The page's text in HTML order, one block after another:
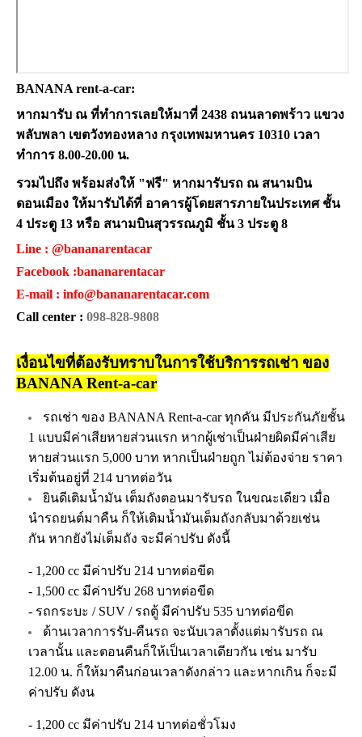
BANANA rent-a-car:
หากมารับ ณ ที่ทำการเลยให้มาที่ 2438 ถนนลาดพร้าว แขวง
พลับพลา เขตวังทองหลาง กรุงเทพมหานคร 10310 เวลา
ทำการ 8.00-20.00 น.
รวมไปถึง พร้อมส่งให้ "ฟรี" หากมารับรถ ณ สนามบิน
ดอนเมือง ให้มารับได้ที่ อาคารผู้โดยสารภายในประเทศ ชั้น
4 ประตู 13 หรือ สนามบินสุวรรณภูมิ ชั้น 3 ประตู 8
Line : @bananarentacar
Facebook :bananarentacar
E-mail : info@bananarentacar.com
Call center : 098-828-9808
เงื่อนไขที่ต้องรับทราบในการใช้บริการรถเช่า ของ
BANANA Rent-a-car
รถเช่า ของ BANANA Rent-a-car ทุกคัน มีประกันภัยชั้น
1 แบบมีค่าเสียหายส่วนแรก หากผู้เช่าเป็นฝ่ายผิดมีค่าเสีย
หายส่วนแรก 5,000 บาท หากเป็นฝ่ายถูก ไม่ต้องจ่าย ราคา
เริ่มต้นอยู่ที่ 214 บาทต่อวัน
ยินดีเติมน้ำมัน เต็มถังตอนมารับรถ ในขณะเดียว เมื่อ
นำรถยนต์มาคืน ก็ให้เติมน้ำมันเต็มถังกลับมาด้วยเช่น
กัน หากยังไม่เต็มถัง จะมีค่าปรับ ดังนี้
- 1,200 cc มีค่าปรับ 214 บาทต่อขีด
- 1,500 cc มีค่าปรับ 268 บาทต่อขีด
- รถกระบะ / SUV / รถตู้ มีค่าปรับ 535 บาทต่อขีด
ด้านเวลาการรับ-คืนรถ จะนับเวลาตั้งแต่มารับรถ ณ
เวลานั้น และตอนคืนก็ให้เป็นเวลาเดียวกัน เช่น มารับ
12.00 น. ก็ให้มาคืนก่อนเวลาดังกล่าว และหากเกิน ก็จะมี
ค่าปรับ ดังน
- 1,200 cc มีค่าปรับ 214 บาทต่อชั่วโมง